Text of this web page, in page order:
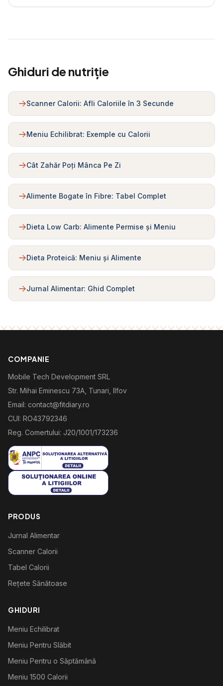
Ghiduri de nutriție
Scanner Calorii: Afli Caloriile în 3 Secunde
Meniu Echilibrat: Exemple cu Calorii
Cât Zahăr Poți Mânca Pe Zi
Alimente Bogate în Fibre: Tabel Complet
Dieta Low Carb: Alimente Permise și Meniu
Dieta Proteică: Meniu și Alimente
Jurnal Alimentar: Ghid Complet
COMPANIE
Mobile Tech Development SRL
Str. Mihai Eminescu 73A, Tunari, Ilfov
Email: contact@fitdiary.ro
CUI: RO43792346
Reg. Comertului: J20/1001/173236
PRODUS
Jurnal Alimentar
Scanner Calorii
Tabel Calorii
Rețete Sănătoase
GHIDURI
Meniu Echilibrat
Meniu Pentru Slăbit
Meniu Pentru o Săptămână
Meniu 1500 Calorii